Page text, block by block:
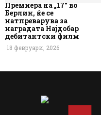
Премиера на „17“ во
Берлин, ќе се
натпреварува за
наградата Најдобар
дебитантски филм
18 февруари, 2026